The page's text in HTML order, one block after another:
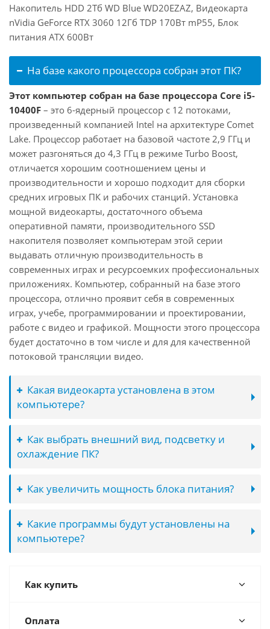
Накопитель HDD 2Тб WD Blue WD20EZAZ, Видеокарта
nVidia GeForce RTX 3060 12Гб TDP 170Вт mP55, Блок
питания ATX 600Вт
На базе какого процессора собран этот ПК?
Этот компьютер собран на базе процессора Core i5-
10400F – это 6-ядерный процессор с 12 потоками,
произведенный компанией Intel на архитектуре Comet
Lake. Процессор работает на базовой частоте 2,9 ГГц и
может разгоняться до 4,3 ГГц в режиме Turbo Boost,
отличается хорошим соотношением цены и
производительности и хорошо подходит для сборки
средних игровых ПК и рабочих станций. Установка
мощной видеокарты, достаточного объема
оперативной памяти, производительного SSD
накопителя позволяет компьютерам этой серии
выдавать отличную производительность в
современных играх и ресурсоемких профессиональных
приложениях. Компьютер, собранный на базе этого
процессора, отлично проявит себя в современных
играх, учебе, программировании и проектировании,
работе с видео и графикой. Мощности этого процессора
будет достаточно в том числе и для для качественной
потоковой трансляции видео.
Какая видеокарта установлена в этом
компьютере?
Как выбрать внешний вид, подсветку и
охлаждение ПК?
Как увеличить мощность блока питания?
Какие программы будут установлены на
компьютере?
Как купить
Оплата